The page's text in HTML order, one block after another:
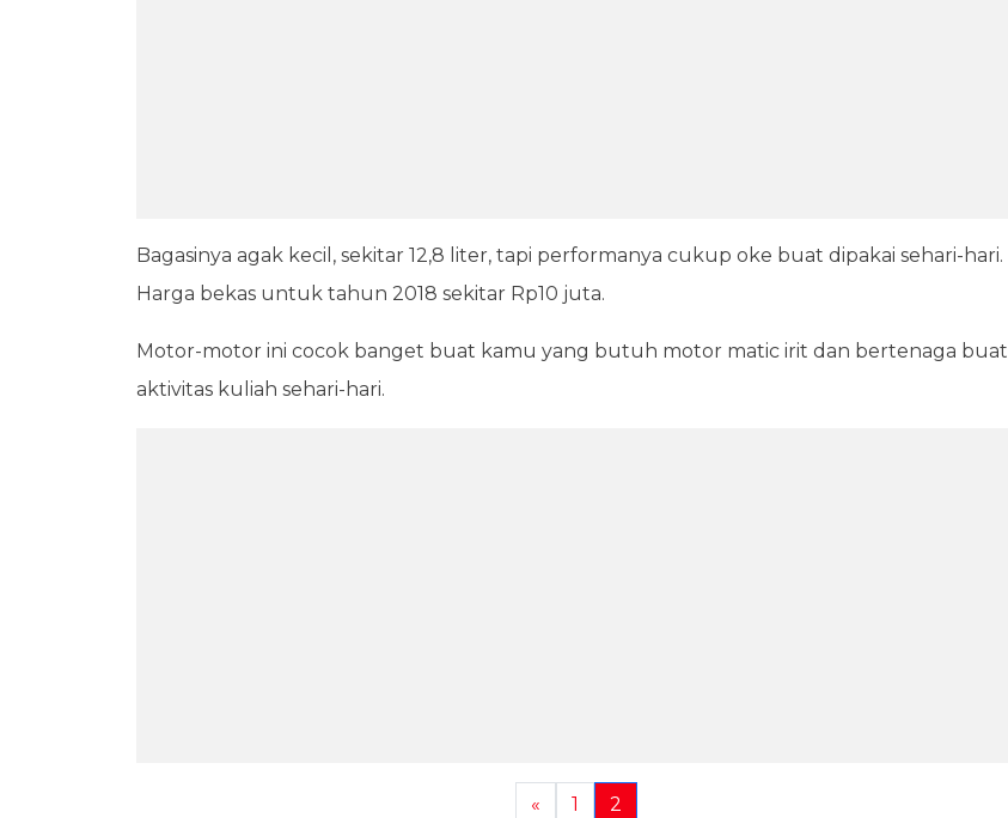
Bagasinya agak kecil, sekitar 12,8 liter, tapi performanya cukup oke buat dipakai sehari-hari.
Harga bekas untuk tahun 2018 sekitar Rp10 juta.
Motor-motor ini cocok banget buat kamu yang butuh motor matic irit dan bertenaga buat
aktivitas kuliah sehari-hari.
« 1 2